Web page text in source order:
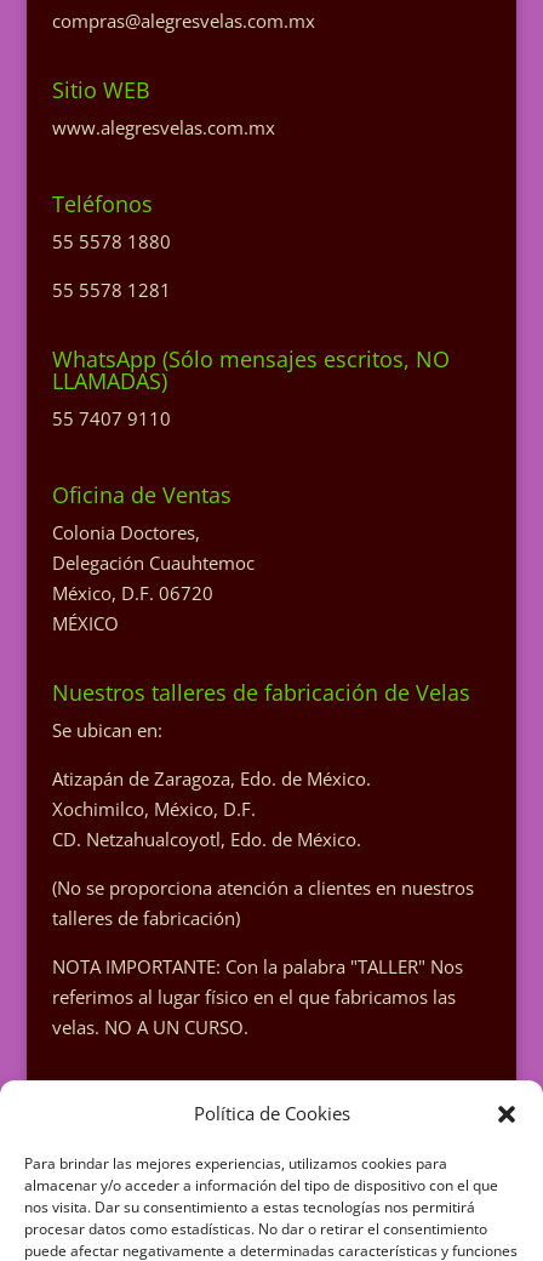
Política de Cookies
Para brindar las mejores experiencias, utilizamos cookies para
almacenar y/o acceder a información del tipo de dispositivo con el que
nos visita. Dar su consentimiento a estas tecnologías nos permitirá
procesar datos como estadísticas. No dar o retirar el consentimiento
puede afectar negativamente a determinadas características y funciones
compras@alegresvelas.com.mx
Sitio WEB
www.alegresvelas.com.mx
Teléfonos
55 5578 1880
55 5578 1281
WhatsApp (Sólo mensajes escritos, NO
LLAMADAS)
55 7407 9110
Oficina de Ventas
Colonia Doctores,
Delegación Cuauhtemoc
México, D.F. 06720
MÉXICO
Nuestros talleres de fabricación de Velas
Se ubican en:
Atizapán de Zaragoza, Edo. de México.
Xochimilco, México, D.F.
CD. Netzahualcoyotl, Edo. de México.
(No se proporciona atención a clientes en nuestros
talleres de fabricación)
NOTA IMPORTANTE: Con la palabra "TALLER" Nos
referimos al lugar físico en el que fabricamos las
velas. NO A UN CURSO.
Inicio Nosotros
Velas
Velas de Figuras Especiales
Velas Modeladas (Rollos)
Materias Primas